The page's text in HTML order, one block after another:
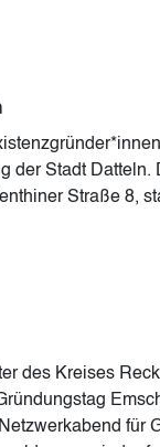
der Stadt Datteln.
Straße 8,
des Kreises
für